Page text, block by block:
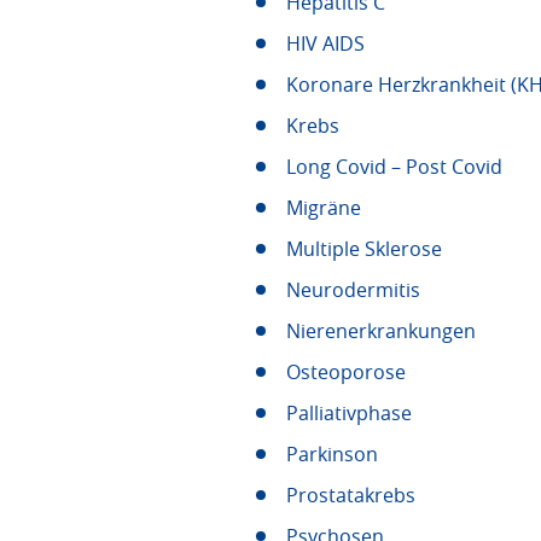
HIV AIDS
Koronare Herzkrankheit
Krebs
Long Covid – Post Covid
Migräne
Multiple Sklerose
Neurodermitis
Nierenerkrankungen
Osteoporose
Palliativphase
Parkinson
Prostatakrebs